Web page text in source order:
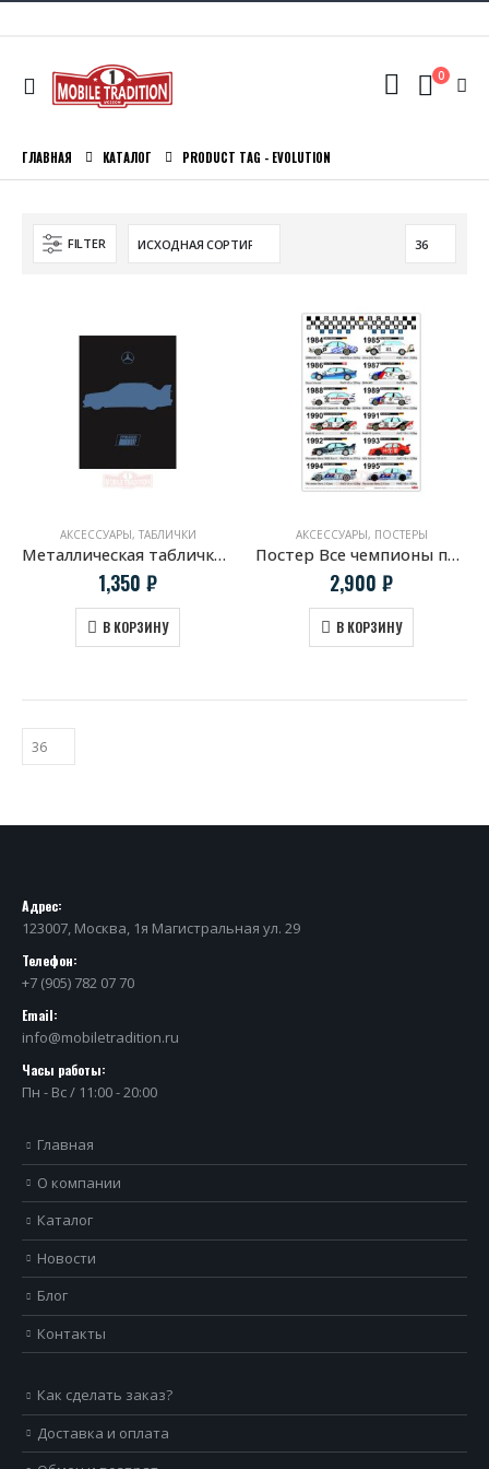
0
ГЛАВНАЯ КАТАЛОГ PRODUCT TAG - EVOLUTION
FILTER
АКСЕССУАРЫ, ТАБЛИЧКИ
Металлическая табличка Mercedes Benz 190 Evolution II
1,350 ₽
В КОРЗИНУ
АКСЕССУАРЫ, ПОСТЕРЫ
Постер Все чемпионы первой гоночной серии DTM
2,900 ₽
В КОРЗИНУ
Адрес:
123007, Москва, 1я Магистральная ул. 29
Телефон:
+7 (905) 782 07 70
Email:
info@mobiletradition.ru
Часы работы:
Пн - Вс / 11:00 - 20:00
Главная
О компании
Каталог
Новости
Блог
Контакты
Как сделать заказ?
Доставка и оплата